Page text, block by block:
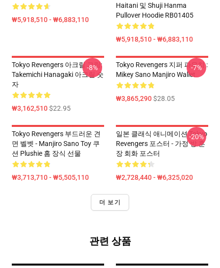
₩5,918,510 - ₩6,883,110
Haitani 및 Shuji Hanma
Pullover Hoodie RB01405
₩5,918,510 - ₩6,883,110
Tokyo Revengers 아크릴 그림:
Takemichi Hanagaki 아크릴 숫
자
₩3,162,510$22.95
-8%
Tokyo Revengers 지퍼 파우치 :
Mikey Sano Manjiro Wallet
₩3,865,290$28.05
-7%
Tokyo Revengers 부드러운 견
면 벨벳 - Manjiro Sano Toy 쿠
션 Plushie 홈 장식 선물
₩3,713,710 - ₩5,505,110
일본 클래식 애니메이션 Tokyo
Revengers 포스터 - 가정 방 훈
장 회화 포스터
₩2,728,440 - ₩6,325,020
-20%
더 보기
관련 상품